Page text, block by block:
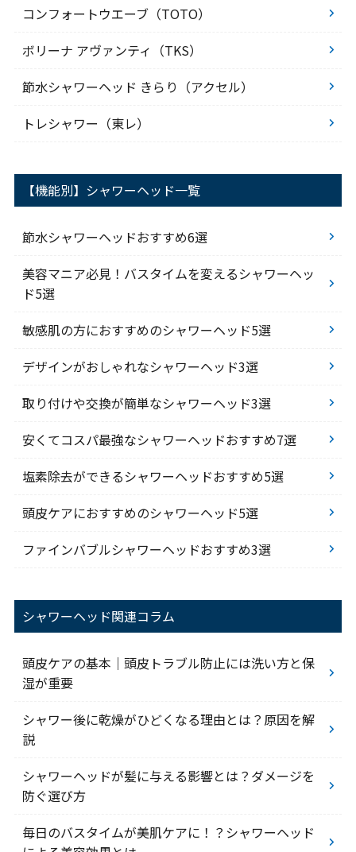
コンフォートウエーブ（TOTO）
ボリーナ アヴァンティ（TKS）
節水シャワーヘッド きらり（アクセル）
トレシャワー（東レ）
【機能別】シャワーヘッド一覧
節水シャワーヘッドおすすめ6選
美容マニア必見！バスタイムを変えるシャワーヘッ
ド5選
敏感肌の方におすすめのシャワーヘッド5選
デザインがおしゃれなシャワーヘッド3選
取り付けや交換が簡単なシャワーヘッド3選
安くてコスパ最強なシャワーヘッドおすすめ7選
塩素除去ができるシャワーヘッドおすすめ5選
頭皮ケアにおすすめのシャワーヘッド5選
ファインバブルシャワーヘッドおすすめ3選
シャワーヘッド関連コラム
頭皮ケアの基本｜頭皮トラブル防止には洗い方と保
湿が重要
シャワー後に乾燥がひどくなる理由とは？原因を解
説
シャワーヘッドが髪に与える影響とは？ダメージを
防ぐ選び方
毎日のバスタイムが美肌ケアに！？シャワーヘッド